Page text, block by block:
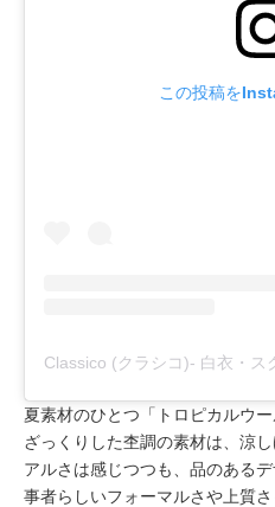
この投稿を
夏素材のひとつ「トロピカルウ
ざっくりした杢調の素材は、涼
アルさは感じつつも、品のある
事者らしいフォーマルさや上質さ